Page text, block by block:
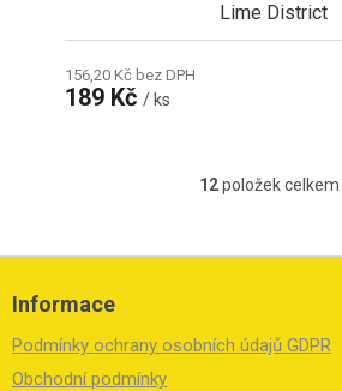
Lime District
156,20 Kč bez DPH
189 Kč/ ks
O
á
c
í
12položek celkem
Z
Informace
Podmínky ochrany osobních údajů GDPR
Obchodní podmínky